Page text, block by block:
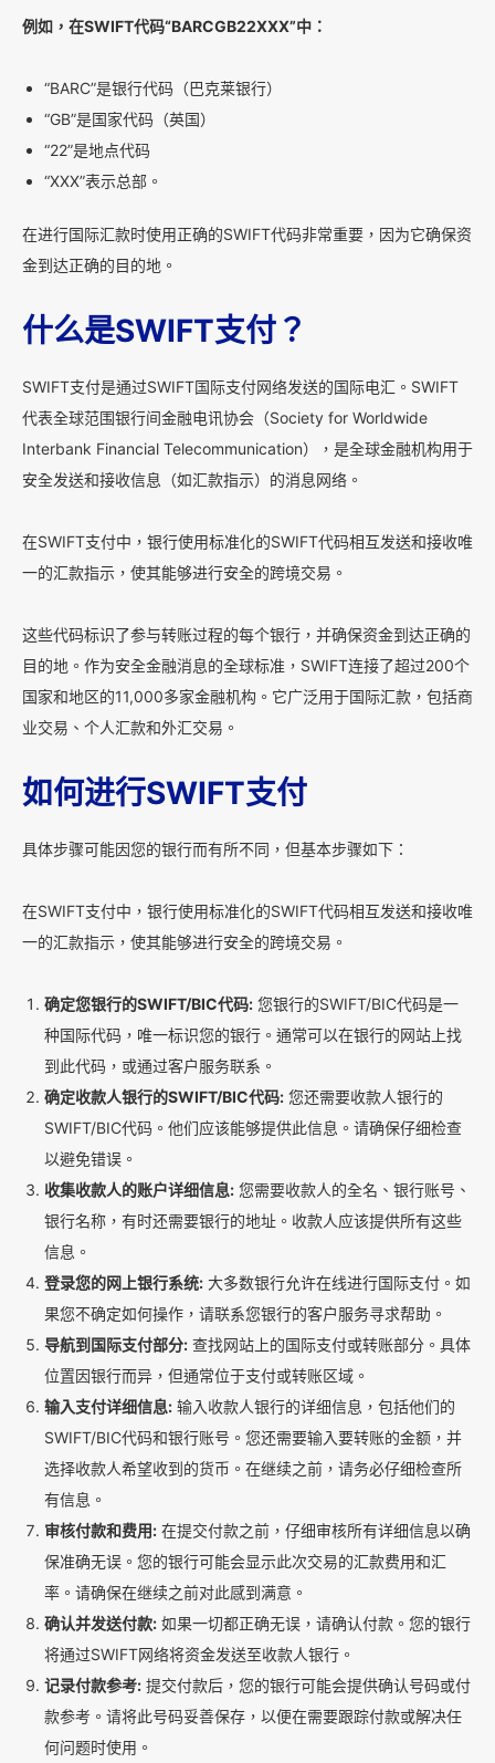
例如，在SWIFT代码“BARCGB22XXX”中：
“BARC”是银行代码（巴克莱银行）
“GB”是国家代码（英国）
“22”是地点代码
“XXX”表示总部。
在进行国际汇款时使用正确的SWIFT代码非常重要，因为它确保资
金到达正确的目的地。
什么是SWIFT支付？
SWIFT支付是通过SWIFT国际支付网络发送的国际电汇。SWIFT
代表全球范围银行间金融电讯协会（Society for Worldwide
Interbank Financial Telecommunication），是全球金融机构用于
安全发送和接收信息（如汇款指示）的消息网络。
在SWIFT支付中，银行使用标准化的SWIFT代码相互发送和接收唯
一的汇款指示，使其能够进行安全的跨境交易。
这些代码标识了参与转账过程的每个银行，并确保资金到达正确的
目的地。作为安全金融消息的全球标准，SWIFT连接了超过200个
国家和地区的11,000多家金融机构。它广泛用于国际汇款，包括商
业交易、个人汇款和外汇交易。
如何进行SWIFT支付
具体步骤可能因您的银行而有所不同，但基本步骤如下：
在SWIFT支付中，银行使用标准化的SWIFT代码相互发送和接收唯
一的汇款指示，使其能够进行安全的跨境交易。
确定您银行的SWIFT/BIC代码: 您银行的SWIFT/BIC代码是一
种国际代码，唯一标识您的银行。通常可以在银行的网站上找
到此代码，或通过客户服务联系。
确定收款人银行的SWIFT/BIC代码: 您还需要收款人银行的
SWIFT/BIC代码。他们应该能够提供此信息。请确保仔细检查
以避免错误。
收集收款人的账户详细信息: 您需要收款人的全名、银行账号、
银行名称，有时还需要银行的地址。收款人应该提供所有这些
信息。
登录您的网上银行系统: 大多数银行允许在线进行国际支付。如
果您不确定如何操作，请联系您银行的客户服务寻求帮助。
导航到国际支付部分: 查找网站上的国际支付或转账部分。具体
位置因银行而异，但通常位于支付或转账区域。
输入支付详细信息: 输入收款人银行的详细信息，包括他们的
SWIFT/BIC代码和银行账号。您还需要输入要转账的金额，并
选择收款人希望收到的货币。在继续之前，请务必仔细检查所
有信息。
审核付款和费用: 在提交付款之前，仔细审核所有详细信息以确
保准确无误。您的银行可能会显示此次交易的汇款费用和汇
率。请确保在继续之前对此感到满意。
确认并发送付款: 如果一切都正确无误，请确认付款。您的银行
将通过SWIFT网络将资金发送至收款人银行。
记录付款参考: 提交付款后，您的银行可能会提供确认号码或付
款参考。请将此号码妥善保存，以便在需要跟踪付款或解决任
何问题时使用。